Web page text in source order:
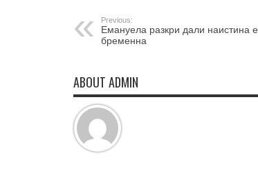
Previous:
Емануела разкри дали наистина е
бременна
ABOUT ADMIN